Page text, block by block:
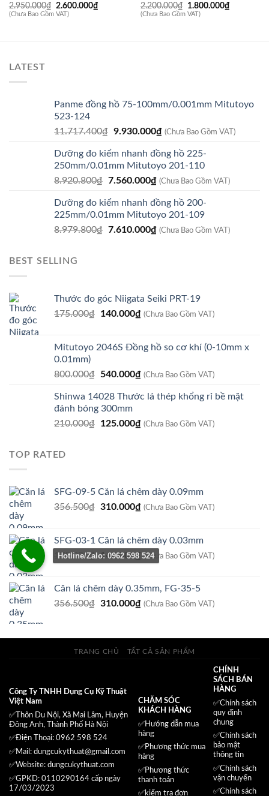
2.950.000₫ Giá
gốc
2.600.000₫Giá
hiện
(Chưa Bao Gồm VAT)
2.200.000₫
Giá
gốc
1.800.000₫Giá
hiện
(Chưa Bao Gồm VAT)
LATEST
Panme đồng hồ 75-100mm/0.001mm Mitutoyo
523-124
11.717.400₫ Giá
là:
11.717.400₫.
9.930.000₫Giá
tại
là:
9.930.000₫.
(Chưa Bao Gồm VAT)
Dưỡng đo kiểm nhanh đồng hồ 225-
250mm/0.01mm Mitutoyo 201-110
8.920.800₫ Giá
là:
8.920.800₫.
7.560.000₫Giá
tại
là:
7.560.000₫.
(Chưa Bao Gồm VAT)
Dưỡng đo kiểm nhanh đồng hồ 200-
225mm/0.01mm Mitutoyo 201-109
8.979.800₫ Giá
7.610.000₫Giá
(Chưa Bao Gồm VAT)
BEST SELLING
Thước đo góc Niigata Seiki PRT-19
175.000₫
Giá
175.000₫.
140.000₫Giá
là:
(Chưa Bao Gồm VAT)
Mitutoyo 2046S Đồng hồ so cơ khí (0-10mm x
0.01mm)
800.000₫
Giá
là:
800.000₫.
540.000₫Giá
tại
540.000₫.
(Chưa Bao Gồm VAT)
Shinwa 14028 Thước lá thép khổng rỉ bề mặt
đánh bóng 300mm
210.000₫
Giá
125.000₫Giá
(Chưa Bao Gồm VAT)
TOP RATED
SFG-09-5 Căn lá chêm dày 0.09mm
356.500₫ Giá
356.500₫.
310.000₫Giá
là:
310.000₫.
(Chưa Bao Gồm VAT)
SFG-03-1 Căn lá chêm dày 0.03mm
175.000₫ Giá
175.000₫.
140.000₫ Giá
là:
140.000₫.
(Chưa Bao Gồm VAT)
Căn lá chêm dày 0.35mm, FG-35-5
356.500₫ Giá
356.500₫.
310.000₫Giá
là:
310.000₫.
(Chưa Bao Gồm VAT)
TRANG CHỦ TẤT CẢ SẢN PHẨM
Công Ty TNHH Dụng Cụ Kỹ Thuật
Việt Nam
✅Thôn Du Nội, Xã Mai Lâm, Huyện
Đông Anh, Thành Phố Hà Nội
✅Điện Thoại: 0962 598 524
✅Mail: dungcukythuat@gmail.com
✅Website: dungcukythuat.com
✅GPKD: 0110290164 cấp ngày
17/03/2023
CHĂM SÓC
KHÁCH HÀNG
✅Hướng dẫn mua
hàng
✅Phương thức mua
hàng
✅Phương thức
thanh toán
✅kiểm tra đơn
CHÍNH
SÁCH BÁN
HÀNG
✅Chính sách
quy định
chung
✅Chính sách
bảo mật
thông tin
✅Chính sách
vận chuyển
✅Chính sách
Hotline/Zalo: 0962 598 524